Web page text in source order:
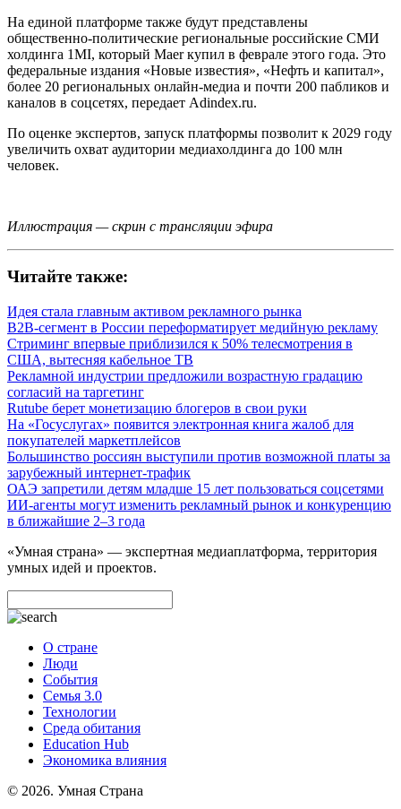
На единой платформе также будут представлены
общественно-политические региональные российские СМИ
холдинга 1MI, который Maer купил в феврале этого года. Это
федеральные издания «Новые известия», «Нефть и капитал»,
более 20 региональных онлайн-медиа и почти 200 пабликов и
каналов в соцсетях, передает Adindex.ru.
По оценке экспертов, запуск платформы позволит к 2029 году
увеличить охват аудитории медиахолдинга до 100 млн
человек.
Иллюстрация — скрин с трансляции эфира
Читайте также:
Идея стала главным активом рекламного рынка
B2B-сегмент в России переформатирует медийную рекламу
Стриминг впервые приблизился к 50% телесмотрения в
США, вытесняя кабельное ТВ
Рекламной индустрии предложили возрастную градацию
согласий на таргетинг
Rutube берет монетизацию блогеров в свои руки
На «Госуслугах» появится электронная книга жалоб для
покупателей маркетплейсов
Большинство россиян выступили против возможной платы за
зарубежный интернет-трафик
ОАЭ запретили детям младше 15 лет пользоваться соцсетями
ИИ-агенты могут изменить рекламный рынок и конкуренцию
в ближайшие 2–3 года
«Умная страна» — экспертная медиаплатформа, территория
умных идей и проектов.
О стране
Люди
События
Семья 3.0
Технологии
Среда обитания
Education Hub
Экономика влияния
© 2026. Умная Страна